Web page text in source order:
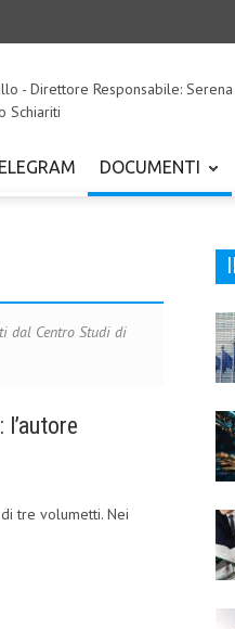
- Direttore Responsabile:
Schiariti
DOCUMENTI
dal Centro Studi di
tre volumetti. Nei